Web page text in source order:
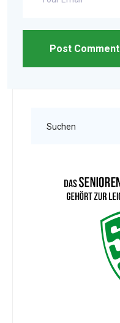
Post Comment